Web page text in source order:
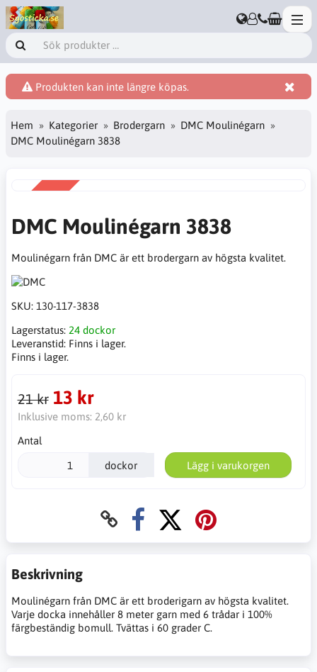
Produkten kan inte längre köpas.
Hem Kategorier Brodergarn
DMC Moulinégarn
DMC Moulinégarn 3838
DMC Moulinégarn 3838
Moulinégarn från DMC är ett brodergarn av högsta kvalitet.
SKU: 130-117-3838
Lagerstatus: 24 dockor
Leveranstid: Finns i lager.
Finns i lager.
21 kr 13 kr
Inklusive moms: 2,60 kr
Antal
dockor Lägg i varukorgen
Beskrivning
Moulinégarn från DMC är ett broderigarn av högsta kvalitet.
Varje docka innehåller 8 meter garn med 6 trådar i 100%
färgbeständig bomull. Tvättas i 60 grader C.